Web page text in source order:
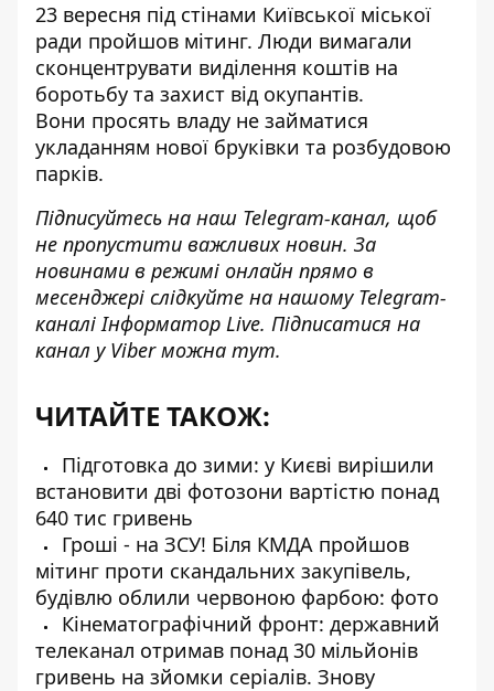
23 вересня під стінами Київської міської
ради пройшов мітинг. Люди вимагали
сконцентрувати виділення коштів на
боротьбу та захист від окупантів.
Вони просять владу не займатися
укладанням нової бруківки та розбудовою
парків.
Підписуйтесь на наш Telegram-канал, щоб
не пропустити важливих новин. За
новинами в режимі онлайн прямо в
месенджері слідкуйте на нашому Telegram-
каналіІнформатор Live. Підписатися на
канал у Viber можна тут.
ЧИТАЙТЕ ТАКОЖ:
Підготовка до зими: у Києві вирішили
встановити дві фотозони вартістю понад
640 тис гривень
Гроші - на ЗСУ! Біля КМДА пройшов
мітинг проти скандальних закупівель,
будівлю облили червоною фарбою: фото
Кінематографічний фронт: державний
телеканал отримав понад 30 мільйонів
гривень на зйомки серіалів. Знову